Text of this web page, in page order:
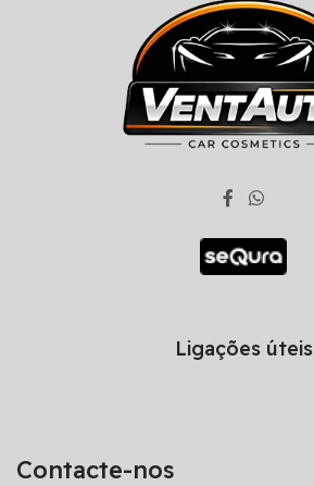
Contacte-nos
Ligações úteis